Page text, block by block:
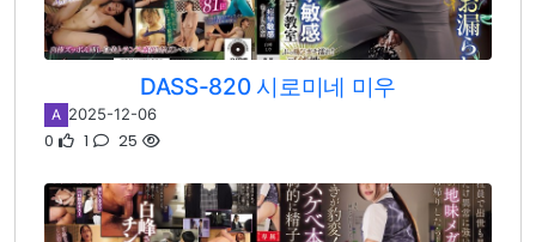
DASS-820 시로미네 미우
A 2025-12-06
0 1 25